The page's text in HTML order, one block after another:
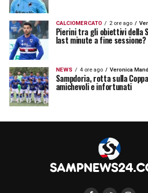
CALCIOMERCATO 2 ore ago
Pierini tra gli obiettivi della
last minute a fine sessione?
NEWS 4 ore ago Veronica
Sampdoria, rotta sulla
amichevoli e infortunati